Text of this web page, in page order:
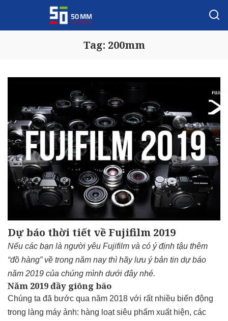
Tag: 200mm
Dự báo thời tiết về Fujifilm 2019
Nếu các bạn là người yêu Fujifilm và có ý định tậu thêm
“đồ hàng” về trong năm nay thì hãy lưu ý bản tin dự báo
năm 2019 của chúng mình dưới đây nhé.
Năm 2019 đầy giông bão
Chúng ta đã bước qua năm 2018 với rất nhiều biến động
trong làng máy ảnh: hàng loạt siêu phẩm xuất hiện, các